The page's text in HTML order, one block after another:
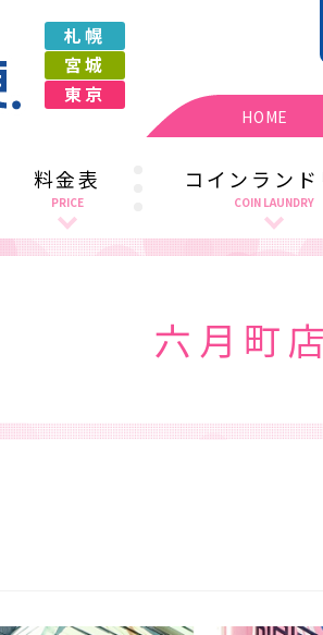
札幌
宮城
東京
HOME
料金表
PRICE
札幌エリア
コインランド
COIN LAUNDRY
札幌エリア
東京エリア
六月町店